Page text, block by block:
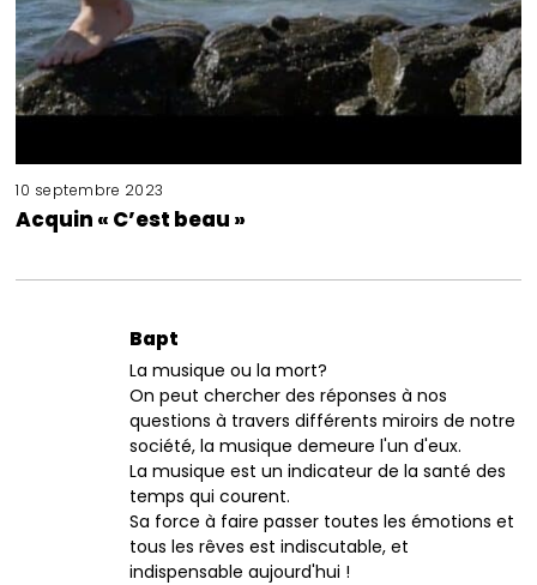
10 septembre 2023
Acquin « C’est beau »
Bapt
La musique ou la mort?
On peut chercher des réponses à nos
questions à travers différents miroirs de notre
société, la musique demeure l'un d'eux.
La musique est un indicateur de la santé des
temps qui courent.
Sa force à faire passer toutes les émotions et
tous les rêves est indiscutable, et
indispensable aujourd'hui !